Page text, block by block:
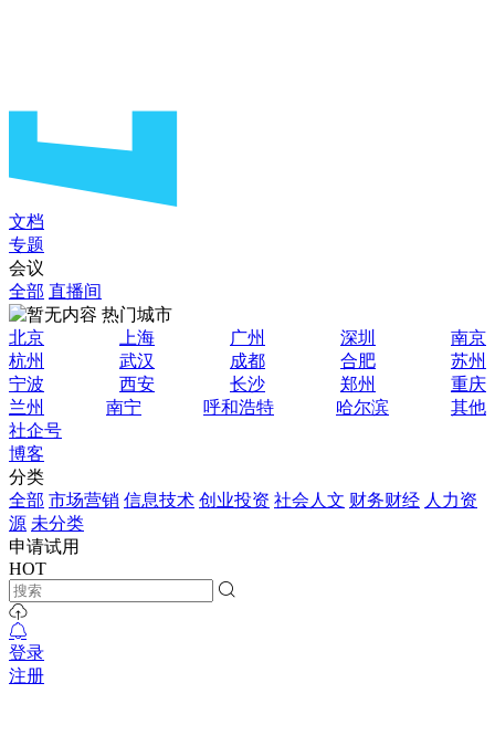
文档
专题
会议
全部 直播间
热门城市
北京
上海 广州 深圳
南京
杭州
武汉 成都 合肥
苏州
宁波
西安 长沙 郑州
重庆
兰州
南宁 呼和浩特 哈尔滨
其他
社企号
博客
分类
全部 市场营销 信息技术 创业投资 社会人文 财务财经 人力资
源 未分类
申请试用
HOT
登录
注册